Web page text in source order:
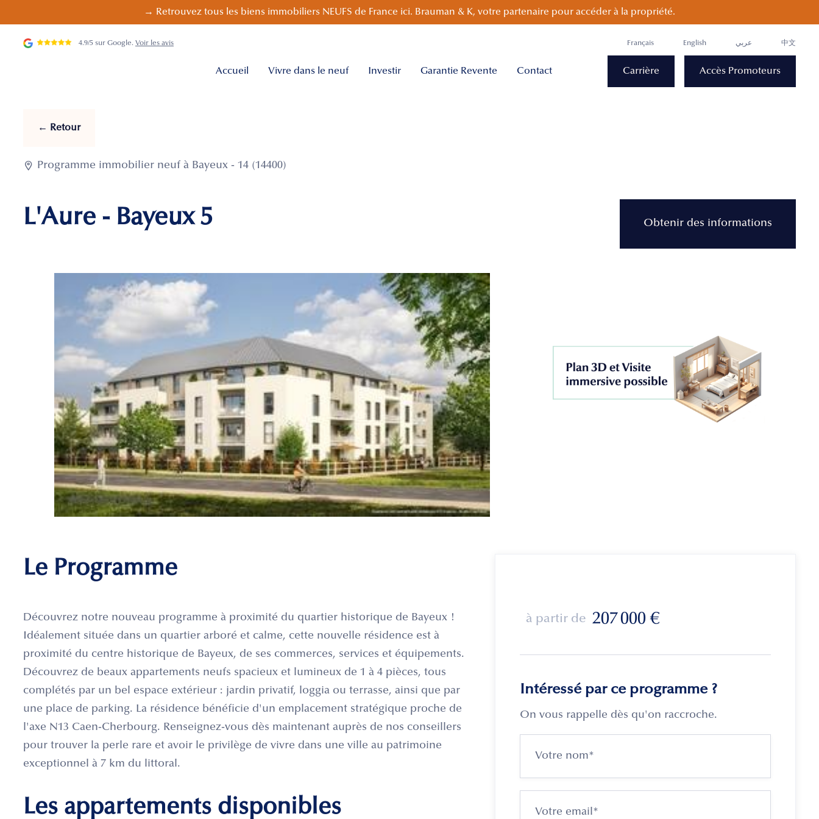
→ Retrouvez tous les biens immobiliers NEUFS de France ici. Brauman & K, votre partenaire pour accéder à la propriété.
4.9/5 sur Google. Voir les avis Français English عربي 中文
Accueil Vivre dans le neuf Investir Garantie Revente Contact Carrière Accès Promoteurs
← Retour
 Programme immobilier neuf à Bayeux - 14 (14400)
L'Aure - Bayeux 5 Obtenir des informations
Le Programme
Découvrez notre nouveau programme à proximité du quartier historique de Bayeux !
Idéalement située dans un quartier arboré et calme, cette nouvelle résidence est à
proximité du centre historique de Bayeux, de ses commerces, services et équipements.
Découvrez de beaux appartements neufs spacieux et lumineux de 1 à 4 pièces, tous
complétés par un bel espace extérieur : jardin privatif, loggia ou terrasse, ainsi que par
une place de parking. La résidence bénéficie d'un emplacement stratégique proche de
l'axe N13 Caen-Cherbourg. Renseignez-vous dès maintenant auprès de nos conseillers
pour trouver la perle rare et avoir le privilège de vivre dans une ville au patrimoine
exceptionnel à 7 km du littoral.
Les appartements disponibles
à partir de 207 000 €
Intéressé par ce programme ?
On vous rappelle dès qu'on raccroche.